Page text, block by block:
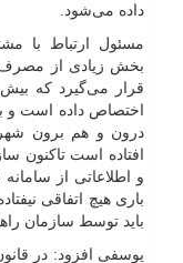
داده می‌شود.
مسئول ارتباط با
بخش زیادی از
اختصاص داده است و
افتاده است تاکنون
و اطلاعاتی از
باری هیچ اتفاقی
باید توسط سازمان